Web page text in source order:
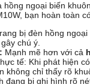
hồng ngoại biến
bạn hoàn toàn
bị đèn hồng
chú ý.
Mạnh mẽ hơn với cả
tế: Khi phát hiện
không chỉ thấy rõ
đang bị ghi hình rõ